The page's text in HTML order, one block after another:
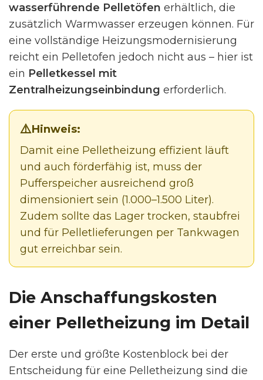
wasserführende Pelletöfen erhältlich, die
zusätzlich Warmwasser erzeugen können. Für
eine vollständige Heizungsmodernisierung
reicht ein Pelletofen jedoch nicht aus – hier ist
ein Pelletkessel mit
Zentralheizungseinbindung erforderlich.
Hinweis:
Damit eine Pelletheizung effizient läuft
und auch förderfähig ist, muss der
Pufferspeicher ausreichend groß
dimensioniert sein (1.000–1.500 Liter).
Zudem sollte das Lager trocken, staubfrei
und für Pelletlieferungen per Tankwagen
gut erreichbar sein.
Die Anschaffungskosten
einer Pelletheizung im Detail
Der erste und größte Kostenblock bei der
Entscheidung für eine Pelletheizung sind die